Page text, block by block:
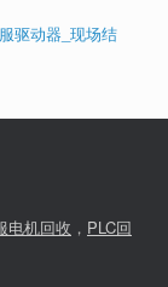
驱动器_现场结
电机回收 ， PLC回